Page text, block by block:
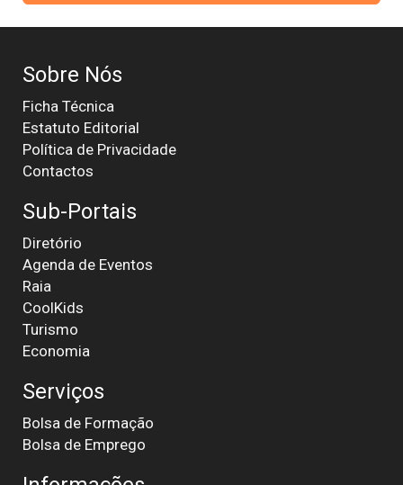
Sobre Nós
Ficha Técnica
Estatuto Editorial
Política de Privacidade
Contactos
Sub-Portais
Diretório
Agenda de Eventos
Raia
CoolKids
Turismo
Economia
Serviços
Bolsa de Formação
Bolsa de Emprego